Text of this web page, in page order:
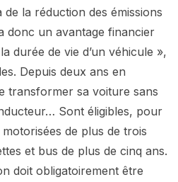
la réduction des émissions
donc un avantage financier
durée de vie d’un véhicule »,
Depuis deux ans en
transformer sa voiture sans
Sont éligibles, pour
de plus de trois
et bus de plus de cinq ans.
doit obligatoirement être